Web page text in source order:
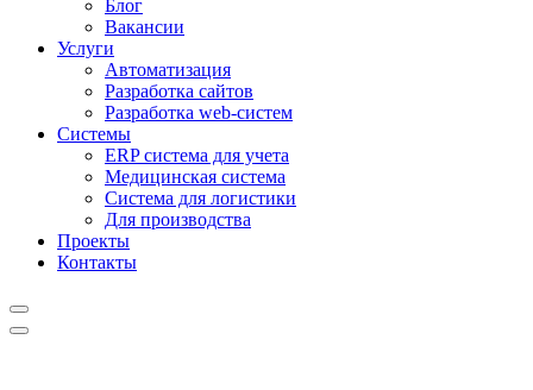
Блог
Вакансии
Услуги
Автоматизация
Разработка сайтов
Разработка web-систем
Системы
ERP система для учета
Медицинская система
Система для логистики
Для производства
Проекты
Контакты